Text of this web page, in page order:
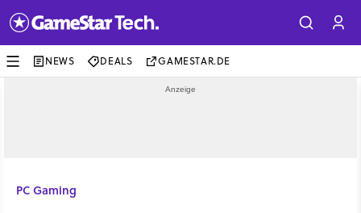
NEWS DEALS GAMESTAR.DE
PC Gaming